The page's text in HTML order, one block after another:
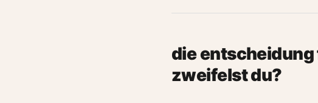
die
zweifelst du?